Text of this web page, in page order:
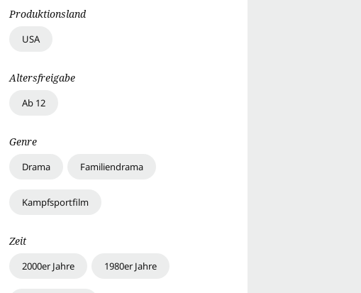
Produktionsland
USA
Altersfreigabe
Ab 12
Genre
Drama Familiendrama
Kampfsportfilm
Zeit
2000er Jahre 1980er Jahre